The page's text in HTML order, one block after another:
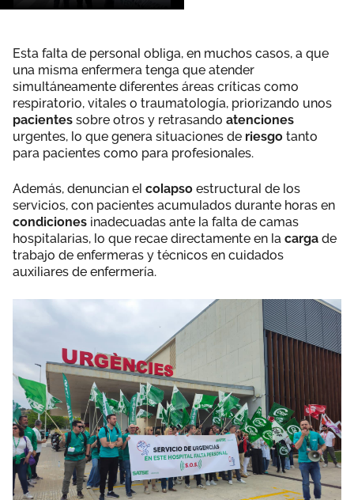
Esta falta de personal obliga, en muchos casos, a que
una misma enfermera tenga que atender
simultáneamente diferentes áreas críticas como
respiratorio, vitales o traumatología, priorizando unos
pacientes sobre otros y retrasando atenciones
urgentes, lo que genera situaciones de riesgo tanto
para pacientes como para profesionales.
Además, denuncian el colapso estructural de los
servicios, con pacientes acumulados durante horas en
condiciones inadecuadas ante la falta de camas
hospitalarias, lo que recae directamente en la carga de
trabajo de enfermeras y técnicos en cuidados
auxiliares de enfermería.